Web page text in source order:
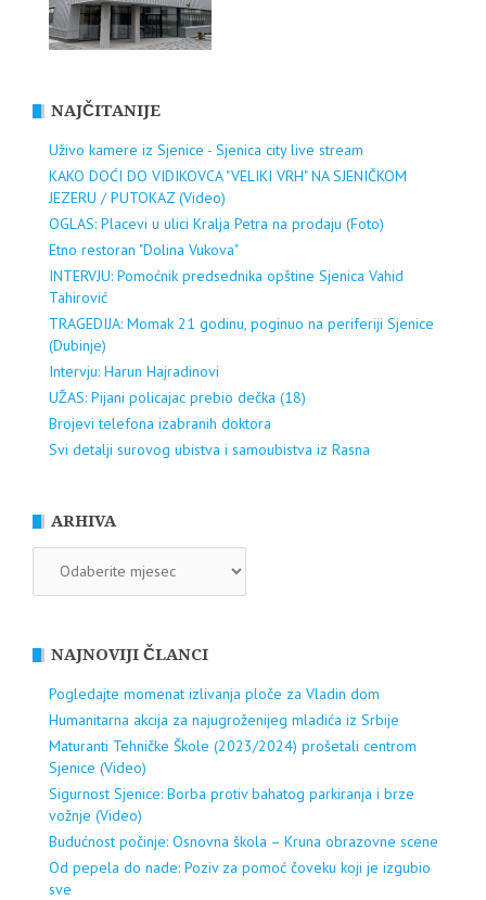
NAJČITANIJE
Uživo kamere iz Sjenice - Sjenica city live stream
KAKO DOĆI DO VIDIKOVCA "VELIKI VRH" NA SJENIČKOM
JEZERU / PUTOKAZ (Video)
OGLAS: Placevi u ulici Kralja Petra na prodaju (Foto)
Etno restoran "Dolina Vukova"
INTERVJU: Pomoćnik predsednika opštine Sjenica Vahid
Tahirović
TRAGEDIJA: Momak 21 godinu, poginuo na periferiji Sjenice
(Dubinje)
Intervju: Harun Hajradinovi
UŽAS: Pijani policajac prebio dečka (18)
Brojevi telefona izabranih doktora
Svi detalji surovog ubistva i samoubistva iz Rasna
ARHIVA
NAJNOVIJI ČLANCI
Pogledajte momenat izlivanja ploče za Vladin dom
Humanitarna akcija za najugroženijeg mladića iz Srbije
Maturanti Tehničke Škole (2023/2024) prošetali centrom
Sjenice (Video)
Sigurnost Sjenice: Borba protiv bahatog parkiranja i brze
vožnje (Video)
Budućnost počinje: Osnovna škola – Kruna obrazovne scene
Od pepela do nade: Poziv za pomoć čoveku koji je izgubio
sve